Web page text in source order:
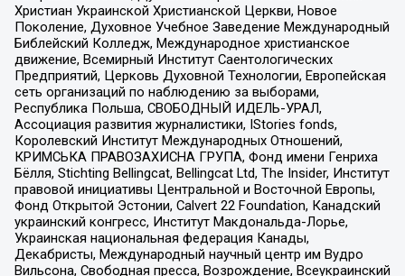
Христиан Украинской Христианской Церкви, Новое
Поколение, Духовное Учебное Заведение Международный
Библейский Колледж, Международное христианское
движение, Всемирный Институт Саентологических
Предприятий, Церковь Духовной Технологии, Европейская
сеть организаций по наблюдению за выборами,
Республика Польша, СВОБОДНЫЙ ИДЕЛЬ-УРАЛ,
Ассоциация развития журналистики, IStories fonds,
Королевский Институт Международных Отношений,
КРИМСЬКА ПРАВОЗАХИСНА ГРУПА, Фонд имени Генриха
Бёлля, Stichting Bellingcat, Bellingcat Ltd, The Insider, Институт
правовой инициативы Центральной и Восточной Европы,
Фонд Открытой Эстонии, Calvert 22 Foundation, Канадский
украинский конгресс, Институт Макдональда-Лорье,
Украинская национальная федерация Канады,
Декабристы, Международный научный центр им Вудро
Вильсона, Свободная пресса, Возрождение, Всеукраинский